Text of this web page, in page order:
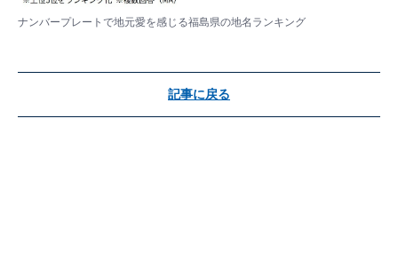
ナンバープレートで地元愛を感じる福島県の地名ランキング
記事に戻る